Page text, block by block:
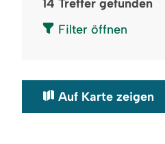
14 Treffer gefunden
Filter öffnen
Auf Karte zeigen